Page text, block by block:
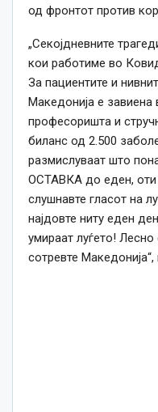
од фронтот против
„Секојдневните
кои работиме во
За пациентите и
Македонија е
професоришта и
биланс од 2.500
размислуваат што
ОСТАВКА до еден, оти
слушнавте гласот на
најдовте ниту еден
умираат луѓето!
сотревте